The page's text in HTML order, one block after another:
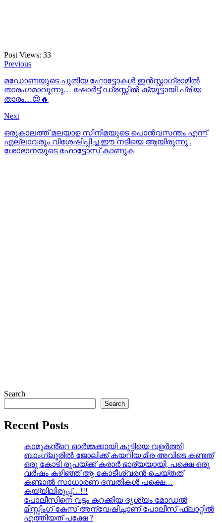
Post Views: 33
Previous
മഡോണയുടെ പുതിയ ഫോട്ടോകൾ ഇൻസ്റ്റാഗ്രാമിൽ
താരംഗമാവുന്നു… ഷോർട്ട് ഡ്രസ്സിൽ ക്യൂട്ടായി പ്രിയ
താരം…😍🔥
Next
ഒരുകാലത്ത് മലയാള സിനിമയുടെ പൊന്‍വസന്തം എന്ന്
എല്ലാവരും വിശേഷിപ്പിച്ച ഈ നടിയെ ആയിരുന്നു .
ശോഭാനയുടെ ഫോട്ടോസ് കാണുക
Search
Search
Recent Posts
കാമുകൻ്റെ ഓർമ്മക്കായി കുട്ടിയെ വളർത്തി
ബാംഗ്ലൂരിൽ ജോലിക്ക് കയറിയ മീര അവിടെ കണ്ടത്
ഒരു കോടി രൂപയ്ക്ക് കരാർ ഭാര്യയായി, പക്ഷെ ഒരു
വർഷം കഴിഞ്ഞ് ആ കോടീശ്വരൻ ചെയ്തത്
കണ്ടാൽ സാധാരണ ദമ്പതികൾ പക്ഷെ…
കയ്യിലിരുപ്പ്…!!!
പോലീസിനെ വട്ടം കറക്കിയ ദൃശ്യം മോഡല്‍
മിസ്സിംഗ് കേസ് അന്വേഷിച്ചാണ് പോലീസ് ഫ്ലാറ്റിൽ
എത്തിയത് പക്ഷേ ?